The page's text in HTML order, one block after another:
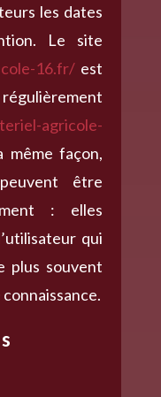
les dates
Le site
16.fr/est
agricole-
même façon,
être
: elles
qui
plus souvent